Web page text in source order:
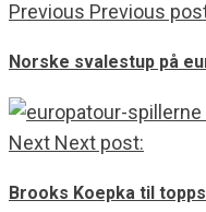
Previous Previous
Norske svalestup på
Next Next post:
Brooks Koepka til